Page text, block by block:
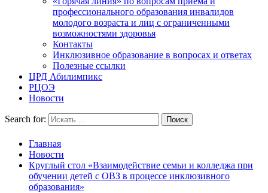
профессионального образования инвалидов
молодого возраста и лиц с ограниченными
возможностями здоровья
Контакты
Инклюзивное образование в вопросах и ответах
Полезные ссылки
ЦРД Абилимпикс
РЦОЭ
Новости
Search for:
Главная
Новости
Круглый стол «Взаимодействие семьи и колледжа при
обучении детей с ОВЗ в процессе инклюзивного
образования»